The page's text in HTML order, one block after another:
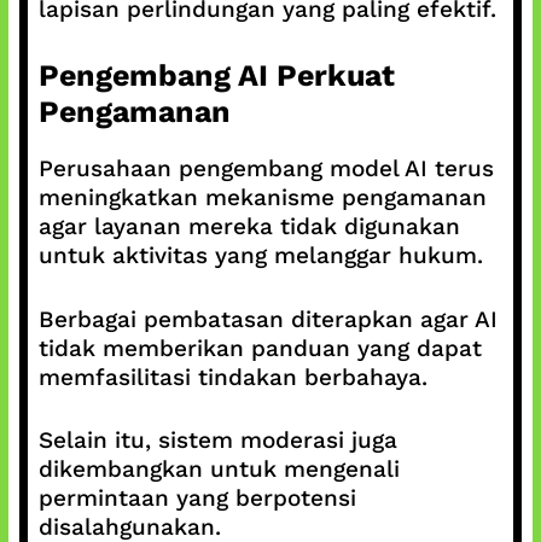
lapisan perlindungan yang paling efektif.
Pengembang AI Perkuat
Pengamanan
Perusahaan pengembang model AI terus
meningkatkan mekanisme pengamanan
agar layanan mereka tidak digunakan
untuk aktivitas yang melanggar hukum.
Berbagai pembatasan diterapkan agar AI
tidak memberikan panduan yang dapat
memfasilitasi tindakan berbahaya.
Selain itu, sistem moderasi juga
dikembangkan untuk mengenali
permintaan yang berpotensi
disalahgunakan.